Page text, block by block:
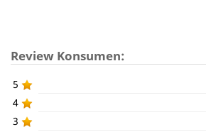
Review Konsumen:
5
4
3